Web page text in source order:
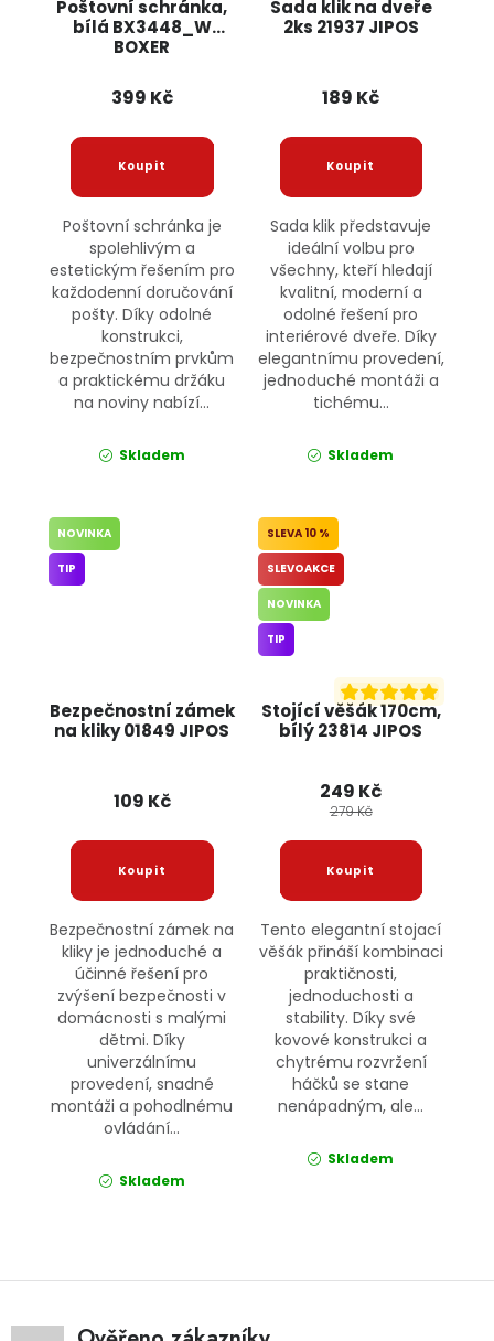
Poštovní schránka,
bílá BX3448_W
BOXER
399 Kč
Poštovní schránka je
spolehlivým a
estetickým řešením pro
každodenní doručování
pošty. Díky odolné
konstrukci,
bezpečnostním prvkům
a praktickému držáku
na noviny nabízí...
Skladem
Sada klik na dveře
2ks 21937 JIPOS
189 Kč
Sada klik představuje
ideální volbu pro
všechny, kteří hledají
kvalitní, moderní a
odolné řešení pro
interiérové dveře. Díky
elegantnímu provedení,
jednoduché montáži a
tichému...
Skladem
Bezpečnostní zámek
na kliky 01849 JIPOS
NOVINKA
TIP
109 Kč
Bezpečnostní zámek na
kliky je jednoduché a
účinné řešení pro
zvýšení bezpečnosti v
domácnosti s malými
dětmi. Díky
univerzálnímu
provedení, snadné
montáži a pohodlnému
ovládání...
Skladem
Stojící věšák 170cm,
bílý 23814 JIPOS
10 %
SLEVOAKCE
NOVINKA
TIP
249 Kč
279 Kč
Tento elegantní stojací
věšák přináší kombinaci
praktičnosti,
jednoduchosti a
stability. Díky své
kovové konstrukci a
chytrému rozvržení
háčků se stane
nenápadným, ale...
Skladem